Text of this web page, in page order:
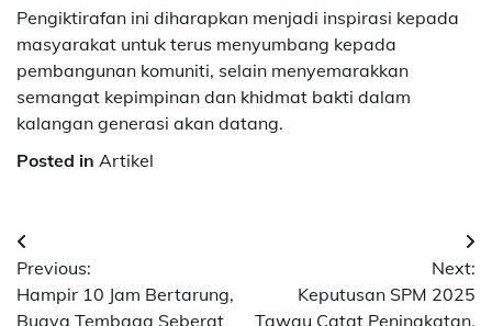
Pengiktirafan ini diharapkan menjadi inspirasi kepada
masyarakat untuk terus menyumbang kepada
pembangunan komuniti, selain menyemarakkan
semangat kepimpinan dan khidmat bakti dalam
kalangan generasi akan datang.
Posted in Artikel
Post
navigation
Previous:
Hampir 10 Jam Bertarung,
Buaya Tembaga Seberat
Next:
Keputusan SPM 2025
Tawau Catat Peningkatan,